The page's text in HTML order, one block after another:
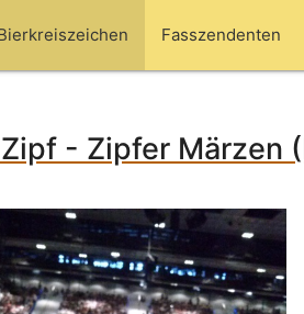
Fasszendenten
- Zipfer Märzen